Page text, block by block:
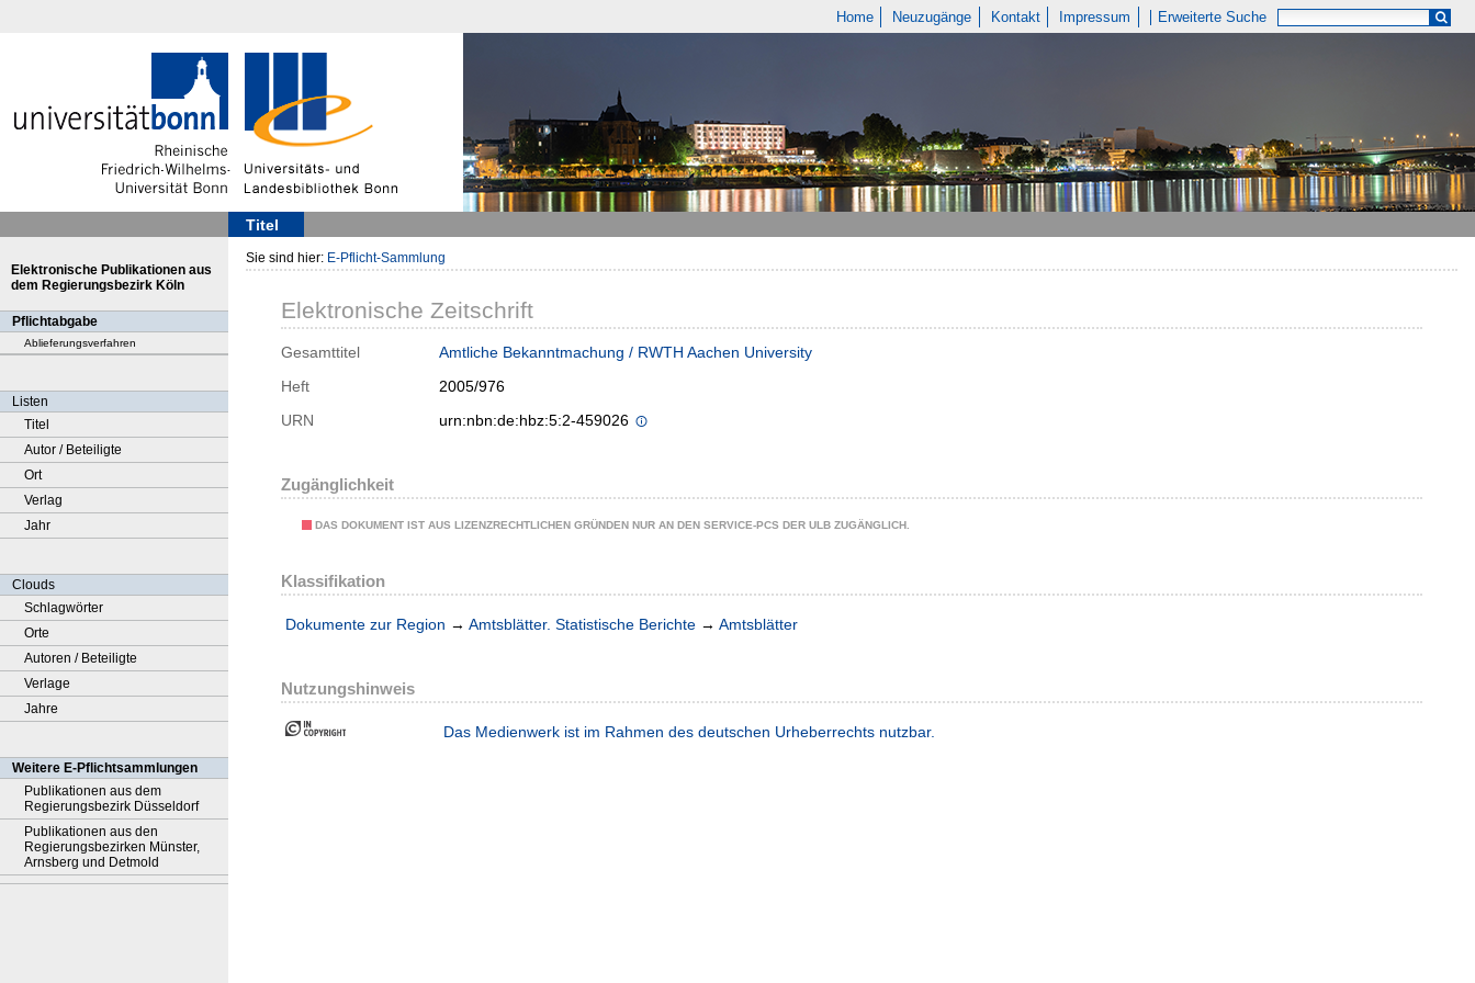
Home Neuzugänge Kontakt Impressum Erweiterte Suche
Titel
Elektronische Publikationen aus
dem Regierungsbezirk Köln
Pflichtabgabe
Ablieferungsverfahren
Listen
Titel
Autor / Beteiligte
Ort
Verlag
Jahr
Clouds
Schlagwörter
Orte
Autoren / Beteiligte
Verlage
Jahre
Weitere E-Pflichtsammlungen
Publikationen aus dem
Regierungsbezirk Düsseldorf
Publikationen aus den
Regierungsbezirken Münster,
Arnsberg und Detmold
Sie sind hier: E-Pflicht-Sammlung
Elektronische Zeitschrift
Gesamttitel
Amtliche Bekanntmachung / RWTH Aachen University
Heft
2005/976
URN
urn:nbn:de:hbz:5:2-459026
Zugänglichkeit
DAS DOKUMENT IST AUS LIZENZRECHTLICHEN GRÜNDEN NUR AN DEN SERVICE-PCS DER ULB ZUGÄNGLICH.
Klassifikation
Dokumente zur Region → Amtsblätter. Statistische Berichte → Amtsblätter
Nutzungshinweis
Das Medienwerk ist im Rahmen des deutschen Urheberrechts nutzbar.